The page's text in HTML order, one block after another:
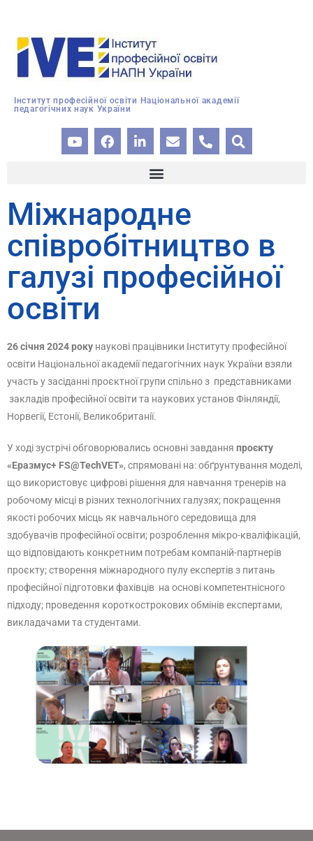
Інститут професійної освіти Національної академії
педагогічних наук України
Міжнародне
співробітництво в
галузі професійної
освіти
26 січня 2024 року наукові працівники Інституту професійної
освіти Національної академії педагогічних наук України взяли
участь у засіданні проєктної групи спільно з представниками
закладів професійної освіти та наукових установ Фінляндії,
Норвегії, Естонії, Великобританії.
У ході зустрічі обговорювались основні завдання проєкту
«Еразмус+ FS@TechVET», спрямовані на: обґрунтування моделі,
що використовує цифрові рішення для навчання тренерів на
робочому місці в різних технологічних галузях; покращення
якості робочих місць як навчального середовища для
здобувачів професійної освіти; розроблення мікро-кваліфікацій,
що відповідають конкретним потребам компаній-партнерів
проєкту; створення міжнародного пулу експертів з питань
професійної підготовки фахівців на основі компетентнісного
підходу; проведення короткострокових обмінів експертами,
викладачами та студентами.